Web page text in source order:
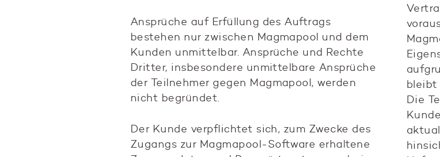
Ansprüche auf Erfüllung des Auftrags
bestehen nur zwischen Magmapool und dem
Kunden unmittelbar. Ansprüche und Rechte
Dritter, insbesondere unmittelbare Ansprüche
der Teilnehmer gegen Magmapool, werden
nicht begründet.
Der Kunde verpflichtet sich, zum Zwecke des
Zugangs zur Magmapool-Software erhaltene
bleibt
Die